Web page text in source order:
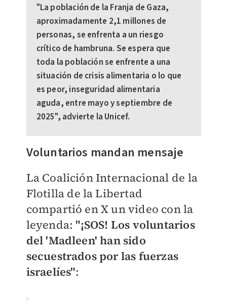
"La población de la Franja de Gaza,
aproximadamente 2,1 millones de
personas, se enfrenta a un riesgo
crítico de hambruna. Se espera que
toda la población se enfrente a una
situación de crisis alimentaria o lo que
es peor, inseguridad alimentaria
aguda, entre mayo y septiembre de
2025", advierte la Unicef.
Voluntarios mandan mensaje
La Coalición Internacional de la
Flotilla de la Libertad
compartió en X un video con la
leyenda:"¡SOS! Los voluntarios
del 'Madleen' han sido
secuestrados por las fuerzas
israelíes":